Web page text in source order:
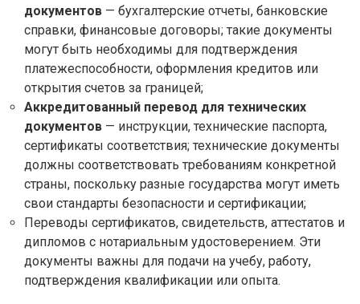
документов — бухгалтерские отчеты, банковские
справки, финансовые договоры; такие документы
могут быть необходимы для подтверждения
платежеспособности, оформления кредитов или
открытия счетов за границей;
Аккредитованный перевод для технических
документов — инструкции, технические паспорта,
сертификаты соответствия; технические документы
должны соответствовать требованиям конкретной
страны, поскольку разные государства могут иметь
свои стандарты безопасности и сертификации;
Переводы сертификатов, свидетельств, аттестатов и
дипломов с нотариальным удостоверением. Эти
документы важны для подачи на учебу, работу,
подтверждения квалификации или опыта.